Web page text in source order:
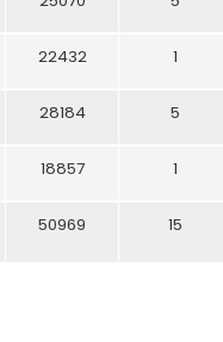
1
22432
5
28184
1
18857
15
50969